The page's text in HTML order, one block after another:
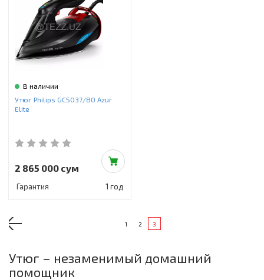
В наличии
Утюг Philips GC5037/80 Azur
Elite
2 865 000 сум
Гарантия 1 год
1 2 3
Утюг – незаменимый домашний
помощник